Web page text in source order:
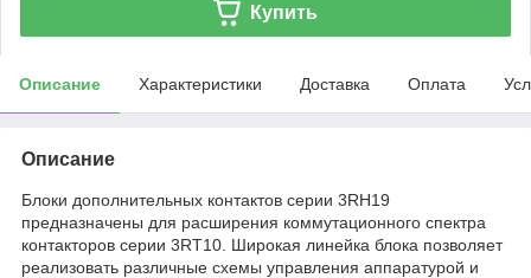
Купить
Описание Характеристики Доставка Оплата
Описание
Блоки дополнительных контактов серии 3RН19
предназначены для расширения коммутационного спектра
контакторов серии 3RT10. Широкая линейка блока позволяет
реализовать различные схемы управления аппаратурой и